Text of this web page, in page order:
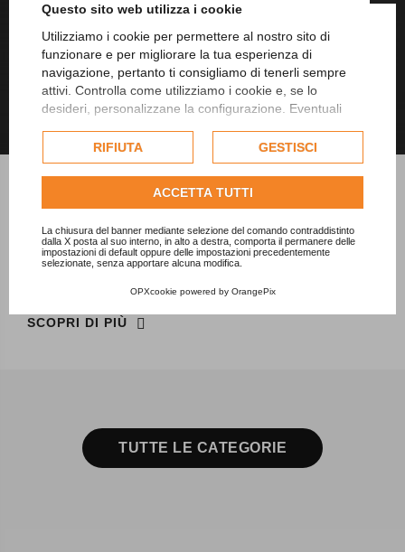
Questo sito web utilizza i cookie
Utilizziamo i cookie per permettere al nostro sito di
funzionare e per migliorare la tua esperienza di
navigazione, pertanto ti consigliamo di tenerli sempre
attivi. Controlla come utilizziamo i cookie e, se lo
desideri, personalizzane la configurazione. Eventuali
esclusivamente previa acquisizione del consenso
dell'utente.
Consulta l'informativa cookie completa.
RIFIUTA GESTISCI
ACCETTA TUTTI
La chiusura del banner mediante selezione del comando contraddistinto
dalla X posta al suo interno, in alto a destra, comporta il permanere delle
impostazioni di default oppure delle impostazioni precedentemente
selezionate, senza apportare alcuna modifica.
OPXcookie powered by OrangePix
UPS TRI-MONO
Gli UPS della serie IST9 sono disponibili nei modelli da 10
kVA/kW, 15kVA/kW e 20 kVA/kW.
SCOPRI DI PIÙ
TUTTE LE CATEGORIE